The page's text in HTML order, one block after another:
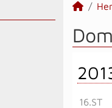
16.ST